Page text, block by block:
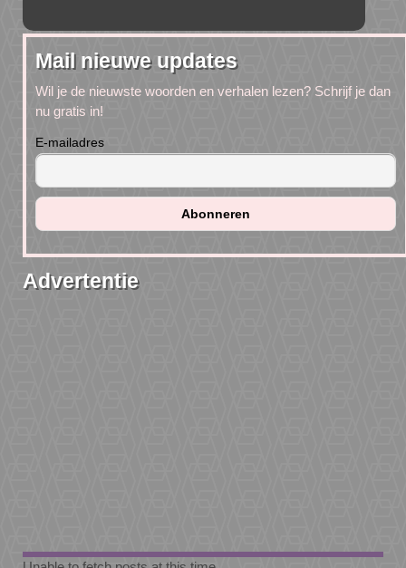
Mail nieuwe updates
Wil je de nieuwste woorden en verhalen lezen? Schrijf je dan
nu gratis in!
E-mailadres
Advertentie